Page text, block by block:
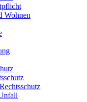
Wohnen